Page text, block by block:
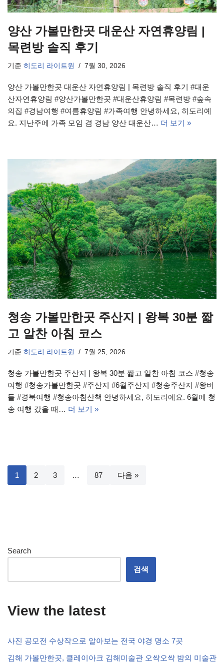
양산 가볼만한곳 대운산 자연휴양림 |
목련방 솔직 후기
기준 히도리 라이트원 7월 30, 2026
양산 가볼만한곳 대운산 자연휴양림 | 목련방 솔직 후기 #대운
산자연휴양림 #양산가볼만한곳 #대운산휴양림 #목련방 #숲속
의집 #경남여행 #여름휴양림 #가족여행 안녕하세요, 히도리예
요. 지난주에 가족 모임 겸 경남 양산 대운산… 더 보기 »
청송 가볼만한곳 주산지 | 왕복 30분 짧
고 알찬 아침 코스
기준 히도리 라이트원 7월 25, 2026
청송 가볼만한곳 주산지 | 왕복 30분 짧고 알찬 아침 코스 #청송
여행 #청송가볼만한곳 #주산지 #6월주산지 #청송주산지 #왕버
들 #경북여행 #청송아침산책 안녕하세요, 히도리예요. 6월에 청
송 여행 갔을 때… 더 보기 »
1 2 3 … 87 다음 »
Search
검색
View the latest
사진 공모전 수상작으로 알아보는 전국 야경 명소 7곳
김해 가볼만한곳, 클레이아크 김해미술관 오싹오싹 밤의 미술관